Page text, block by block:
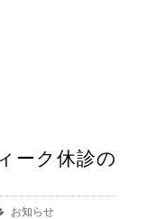
ーク休診の
お知らせ